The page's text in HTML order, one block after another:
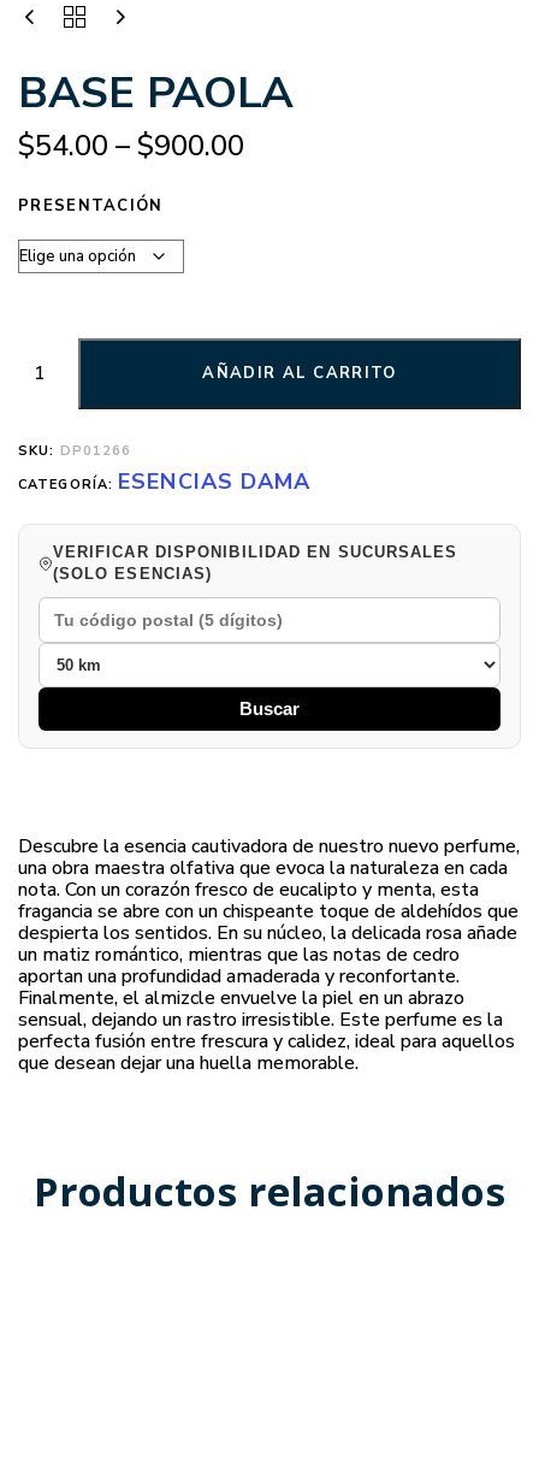
BASE PAOLA
$54.00 –$900.00
PRESENTACIÓN
AÑADIR AL CARRITO
SKU: DP01266
CATEGORÍA: ESENCIAS DAMA
VERIFICAR DISPONIBILIDAD EN SUCURSALES
(SOLO ESENCIAS)
Buscar
Descubre la esencia cautivadora de nuestro nuevo perfume,
una obra maestra olfativa que evoca la naturaleza en cada
nota. Con un corazón fresco de eucalipto y menta, esta
fragancia se abre con un chispeante toque de aldehídos que
despierta los sentidos. En su núcleo, la delicada rosa añade
un matiz romántico, mientras que las notas de cedro
aportan una profundidad amaderada y reconfortante.
Finalmente, el almizcle envuelve la piel en un abrazo
sensual, dejando un rastro irresistible. Este perfume es la
perfecta fusión entre frescura y calidez, ideal para aquellos
que desean dejar una huella memorable.
Productos relacionados